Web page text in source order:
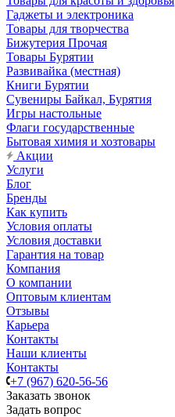
Гаджеты и электроника
Товары для творчества
Бижутерия Прочая
Товары Бурятии
Развивайка (местная)
Книги Бурятии
Сувениры Байкал, Бурятия
Игры настольные
Флаги государственные
Бытовая химия и хозтовары
Акции
Услуги
Блог
Бренды
Как купить
Условия оплаты
Условия доставки
Гарантия на товар
Компания
О компании
Оптовым клиентам
Отзывы
Карьера
Контакты
Наши клиенты
Контакты
+7 (967) 620-56-56
Заказать звонок
Задать вопрос